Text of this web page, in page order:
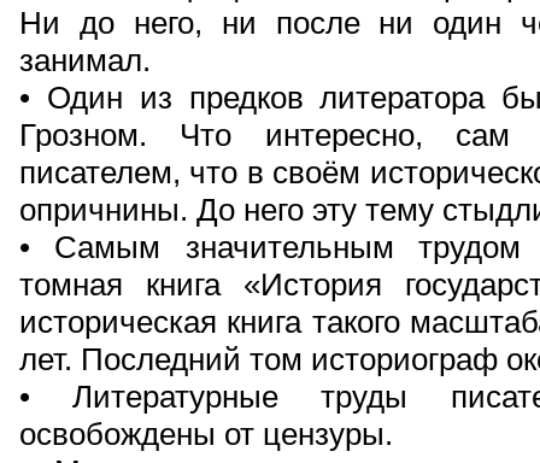
Ни до него, ни после ни один
занимал.
• Один из предков литератора
Грозном. Что интересно,
писателем, что в своём
опричнины. До него эту тему
• Самым значительным трудом
томная книга «История
историческая книга такого
лет. Последний том историограф
• Литературные труды
освобождены от цензуры.